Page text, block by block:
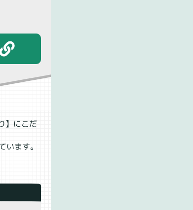
】にこだ
ます。